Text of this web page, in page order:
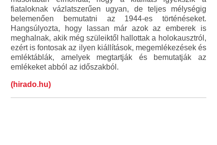
fiataloknak vázlatszerűen ugyan, de teljes mélységig
belemenően bemutatni az 1944-es történéseket.
Hangsúlyozta, hogy lassan már azok az emberek is
meghalnak, akik még szüleiktől hallottak a holokausztról,
ezért is fontosak az ilyen kiállítások, megemlékezések és
emléktáblák, amelyek megtartják és bemutatják az
emlékeket abból az időszakból.
(hirado.hu)